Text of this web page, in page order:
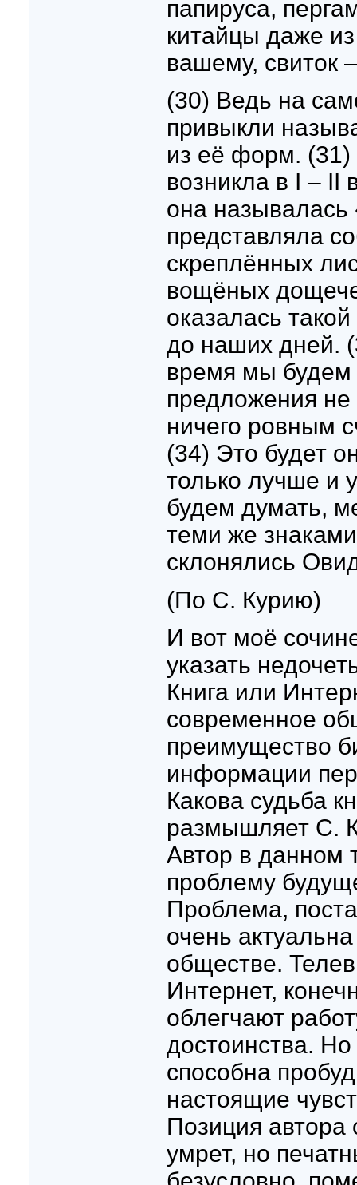
папируса,
китайцы даже
вашему, свиток
(30) Ведь на
привыкли
из её форм.
возникла в I –
она называлась
представляла
скреплённых
вощёных
оказалась
до наших дней.
время мы будем
предложения не
ничего ровным
(34) Это будет
только лучше и
будем думать,
теми же
склонялись
(По С. Курию)
И вот моё
указать
Книга или
современное
преимущество
информации
Какова судьба
размышляет С.
Автор в данном
проблему
Проблема,
очень
обществе.
Интернет,
облегчают
достоинства. Но
способна
настоящие
Позиция автора
умрет, но